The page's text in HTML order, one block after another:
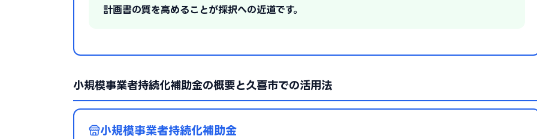
計画書の質を高めることが採択への近道です。
小規模事業者持続化補助金の概要と久喜市での活用法
小規模事業者持続化補助金